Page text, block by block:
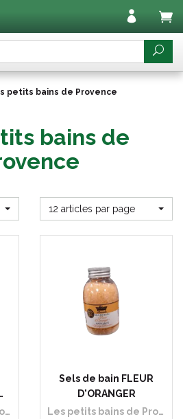
petits bains de Provence
bains de
12 articles par page
Les petits bains de Provence
Sels de bain FLEUR
D'ORANGER
Les petits bains de Provence